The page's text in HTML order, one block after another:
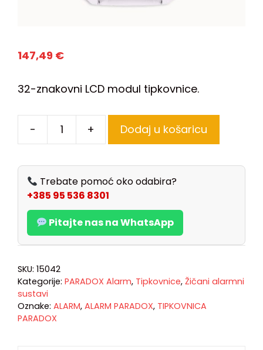
147,49 €
32-znakovni LCD modul tipkovnice.
- + Dodaj u košaricu
Trebate pomoć oko odabira?
+385 95 536 8301
Pitajte nas na WhatsApp
SKU: 15042
Kategorije: PARADOX Alarm, Tipkovnice, Žičani alarmni
sustavi
Oznake: ALARM, ALARM PARADOX, TIPKOVNICA
PARADOX